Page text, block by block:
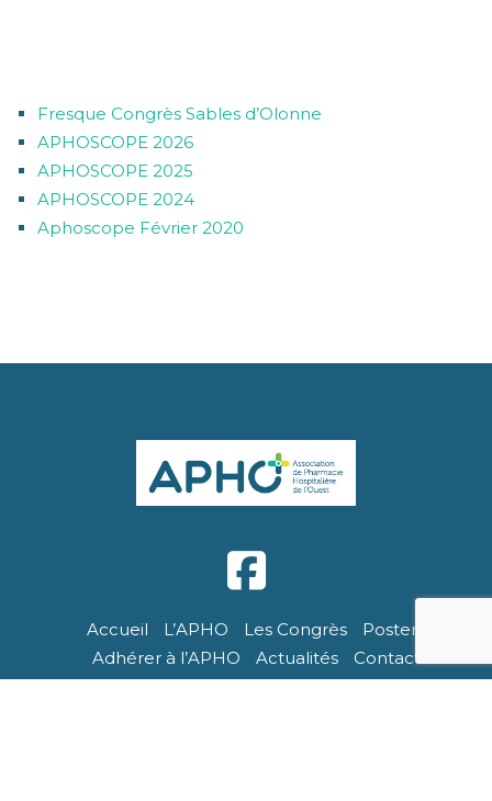
Fresque Congrès Sables d’Olonne
APHOSCOPE 2026
APHOSCOPE 2025
APHOSCOPE 2024
Aphoscope Février 2020
Accueil L’APHO Les Congrès
Posters
Adhérer à l’APHO
Actualités Contact